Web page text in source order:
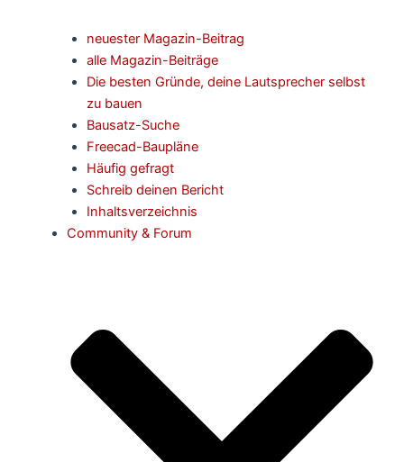
neuester Magazin-Beitrag
alle Magazin-Beiträge
Die besten Gründe, deine Lautsprecher selbst
zu bauen
Bausatz-Suche
Freecad-Baupläne
Häufig gefragt
Schreib deinen Bericht
Inhaltsverzeichnis
Community & Forum